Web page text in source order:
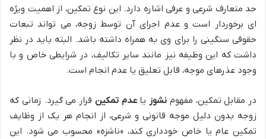
حد متعارف شرعی و عرفی اشاره دارد. این نوع تمکین، از اهمیت ویژه
ای برخوردار است و عدم اجرای آن توسط زوجه، می تواند تبعات
حقوقی سنگینی را برای وی به همراه داشته باشد. البته باید در نظر
داشت که این وظیفه نیز مانند سایر تکالیف، در شرایطی خاص و با
وجود عذرهای موجه، قابل تعلیق یا عدم انجام است.
در مقابل تمکین، مفهوم نشوز یاعدم تمکین قرار می گیرد. زمانی که
زوجه بدون دلیل موجه قانونی و شرعی، از انجام هر یک از وظایف
تمکین عام یا خاص خودداری کند، «ناشزه» محسوب می شود. این